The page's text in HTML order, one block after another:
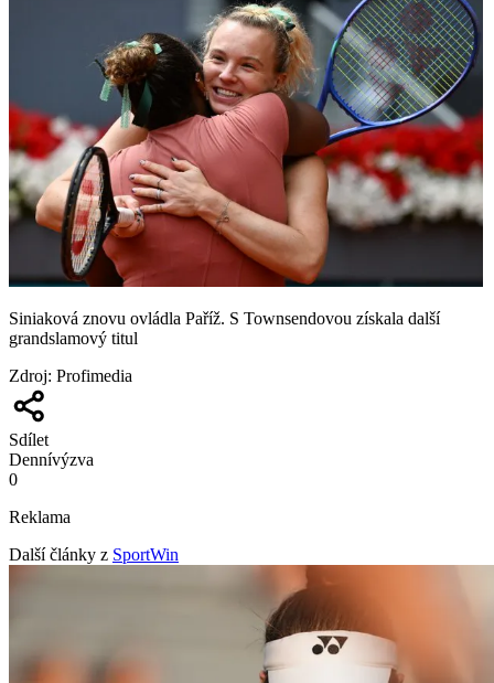
Siniaková znovu ovládla Paříž. S Townsendovou získala další
grandslamový titul
Zdroj: Profimedia
Sdílet
Dennívýzva
0
Reklama
Další články z SportWin